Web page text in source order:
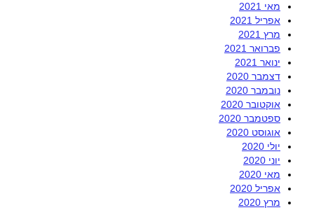
מאי 2021
אפריל 2021
מרץ 2021
פברואר 2021
ינואר 2021
דצמבר 2020
נובמבר 2020
אוקטובר 2020
ספטמבר 2020
אוגוסט 2020
יולי 2020
יוני 2020
מאי 2020
אפריל 2020
מרץ 2020